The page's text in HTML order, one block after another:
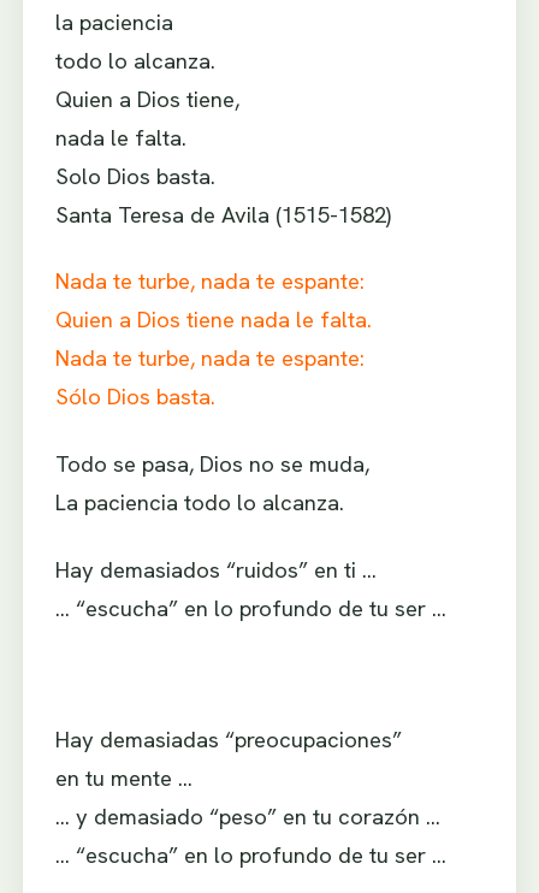
la paciencia
todo lo alcanza.
Quien a Dios tiene,
nada le falta.
Solo Dios basta.
Santa Teresa de Avila (1515-1582)
Nada te turbe, nada te espante:
Quien a Dios tiene nada le falta.
Nada te turbe, nada te espante:
Sólo Dios basta.
Todo se pasa, Dios no se muda,
La paciencia todo lo alcanza.
Hay demasiados “ruidos” en ti …
… “escucha” en lo profundo de tu ser …
Hay demasiadas “preocupaciones”
en tu mente …
… y demasiado “peso” en tu corazón …
… “escucha” en lo profundo de tu ser …